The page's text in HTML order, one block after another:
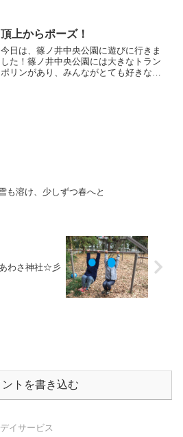
の個性が現れます(*'...
頂上からポーズ！
今日は、篠ノ井中央公園に遊びに行きま
した！篠ノ井中央公園には大きなトラン
ポリンがあり、みんながとても好きな公
も溶け、少しずつ春へと
あわさ神社☆彡
ントを書き込む
イサービス